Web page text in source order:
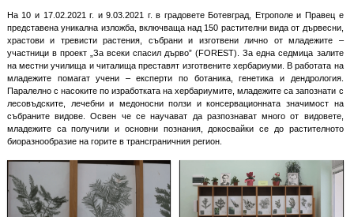
На 10 и 17.02.2021 г. и 9.03.2021 г. в градовете Ботевград, Етрополе и Правец е
представена уникална изложба, включваща над 150 растителни вида от дървесни,
храстови и тревисти растения, събрани и изготвени лично от младежите –
участници в проект „За всеки спасил дърво” (FOREST). За една седмица залите
на местни училища и читалища преставят изготвените хербариуми. В работата на
младежите помагат учени – експерти по ботаника, генетика и дендрология.
Паралелно с насоките по изработката на хербариумите, младежите са запознати с
лесовъдските, лечебни и медоносни ползи и консервационната значимост на
събраните видове. Освен че се научават да разпознават много от видовете,
младежите са получили и основни познания, докосвайки се до растителното
биоразнообразие на горите в трансграничния регион.